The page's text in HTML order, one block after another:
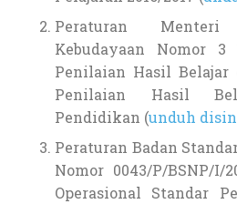
Peraturan
Kebudayaan Nomor
Penilaian Hasil
Penilaian Hasil
Pendidikan (unduh
Peraturan Badan
Nomor 0043/P/BSNP/I/
Operasional Standar